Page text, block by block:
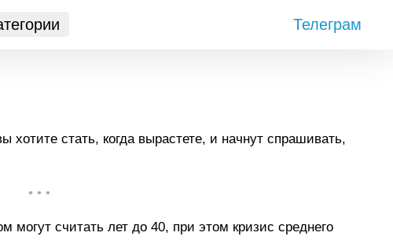
Телеграм
стать, когда вырастете, и начнут спрашивать,
• • •
считать лет до 40, при этом кризис среднего